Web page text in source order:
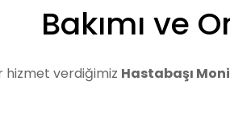
Bakımı ve
hizmet verdiğimiz Hastabaşı